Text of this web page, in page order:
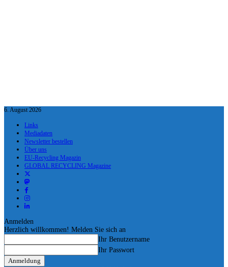
6. August 2026
Links
Mediadaten
Newsletter bestellen
Über uns
EU-Recycling Magazin
GLOBAL RECYCLING Magazine
Anmelden
Herzlich willkommen! Melden Sie sich an
Ihr Benutzername
Ihr Passwort